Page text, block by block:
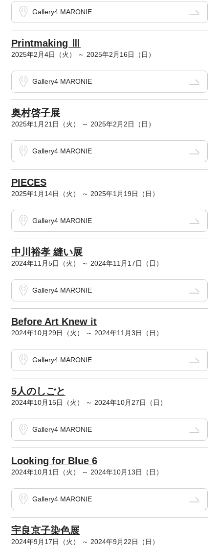
Gallery4 MARONIE
Printmaking Ⅲ
2025年2月4日（火） ～ 2025年2月16日（日）
Gallery4 MARONIE
奥村啓子展
2025年1月21日（火） ～ 2025年2月2日（日）
Gallery4 MARONIE
PIECES
2025年1月14日（火） ～ 2025年1月19日（日）
Gallery4 MARONIE
中川裕孝 縫い展
2024年11月5日（火） ～ 2024年11月17日（日）
Gallery4 MARONIE
Before Art Knew it
2024年10月29日（火） ～ 2024年11月3日（日）
Gallery4 MARONIE
5人のしごと
2024年10月15日（火） ～ 2024年10月27日（日）
Gallery4 MARONIE
Looking for Blue 6
2024年10月1日（火） ～ 2024年10月13日（日）
Gallery4 MARONIE
宇良京子染色展
2024年9月17日（火） ～ 2024年9月22日（日）